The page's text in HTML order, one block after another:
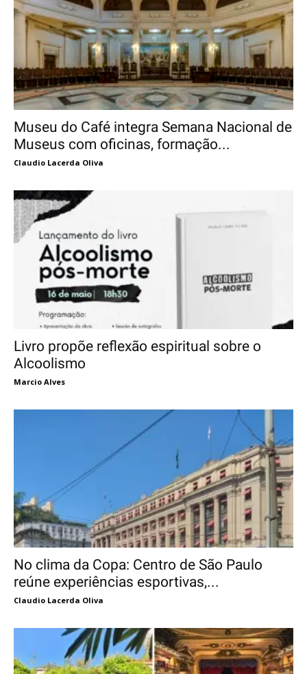
Museu do Café integra Semana Nacional de
Museus com oficinas, formação...
Claudio Lacerda Oliva
Livro propõe reflexão espiritual sobre o
Alcoolismo
Marcio Alves
No clima da Copa: Centro de São Paulo
reúne experiências esportivas,...
Claudio Lacerda Oliva